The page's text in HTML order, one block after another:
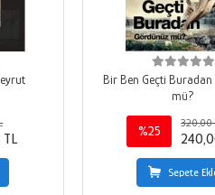
TL
Bir Ben Geçti
mü?
%25
320,00
Sepete